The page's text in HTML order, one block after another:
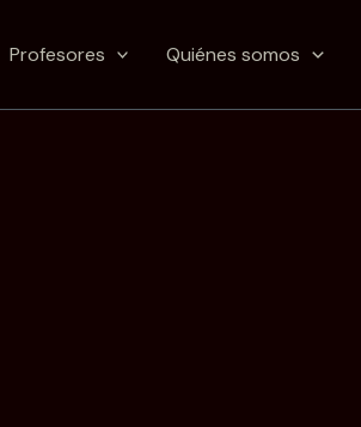
Profesores Quiénes somos